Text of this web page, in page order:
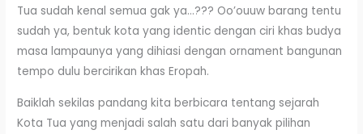
Tua sudah kenal semua gak ya…??? Oo’ouuw barang tentu
sudah ya, bentuk kota yang identic dengan ciri khas budya
masa lampaunya yang dihiasi dengan ornament bangunan
tempo dulu bercirikan khas Eropah.
Baiklah sekilas pandang kita berbicara tentang sejarah
Kota Tua yang menjadi salah satu dari banyak pilihan